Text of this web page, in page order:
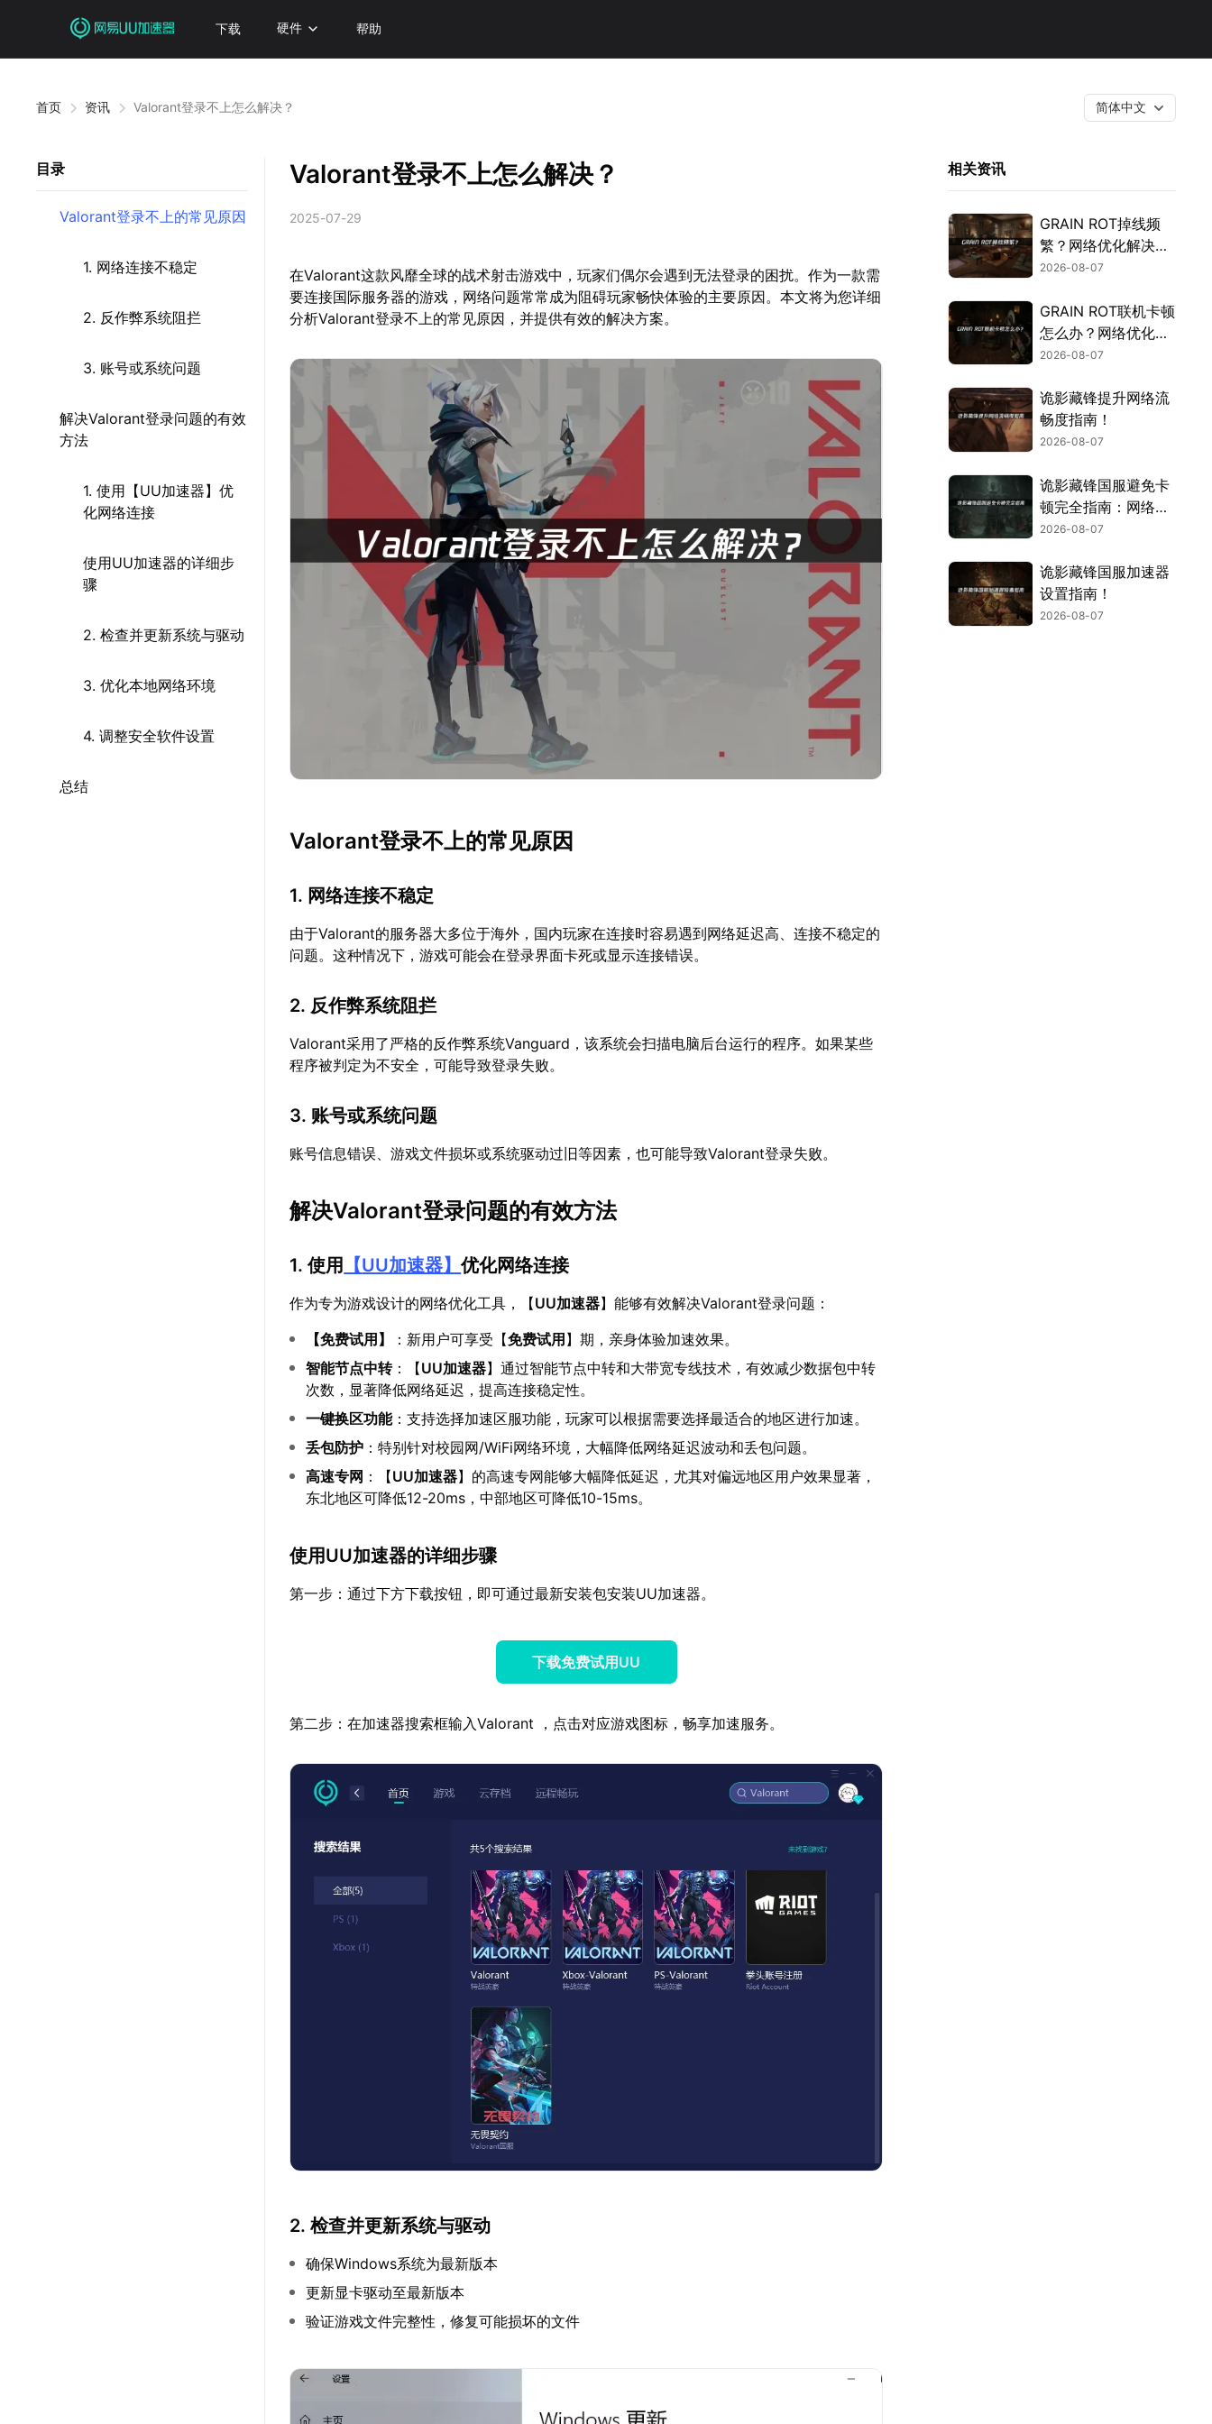
下载 硬件 帮助
首页 资讯 Valorant登录不上怎么解决？ 简体中文
目录
Valorant登录不上的常见原因
1. 网络连接不稳定
2. 反作弊系统阻拦
3. 账号或系统问题
解决Valorant登录问题的有效
方法
1. 使用【UU加速器】优
化网络连接
使用UU加速器的详细步
骤
2. 检查并更新系统与驱动
3. 优化本地网络环境
4. 调整安全软件设置
总结
Valorant登录不上怎么解决？
2025-07-29
在Valorant这款风靡全球的战术射击游戏中，玩家们偶尔会遇到无法登录的困扰。作为一款需
要连接国际服务器的游戏，网络问题常常成为阻碍玩家畅快体验的主要原因。本文将为您详细
分析Valorant登录不上的常见原因，并提供有效的解决方案。
Valorant登录不上的常见原因
1. 网络连接不稳定
由于Valorant的服务器大多位于海外，国内玩家在连接时容易遇到网络延迟高、连接不稳定的
问题。这种情况下，游戏可能会在登录界面卡死或显示连接错误。
2. 反作弊系统阻拦
Valorant采用了严格的反作弊系统Vanguard，该系统会扫描电脑后台运行的程序。如果某些
程序被判定为不安全，可能导致登录失败。
3. 账号或系统问题
账号信息错误、游戏文件损坏或系统驱动过旧等因素，也可能导致Valorant登录失败。
解决Valorant登录问题的有效方法
1. 使用 【UU加速器】优化网络连接
作为专为游戏设计的网络优化工具，【UU加速器】能够有效解决Valorant登录问题：
【免费试用】 ：新用户可享受【免费试用】期，亲身体验加速效果。
智能节点中转：【UU加速器】通过智能节点中转和大带宽专线技术，有效减少数据包中转
次数，显著降低网络延迟，提高连接稳定性。
一键换区功能：支持选择加速区服功能，玩家可以根据需要选择最适合的地区进行加速。
丢包防护 ：特别针对校园网/WiFi网络环境，大幅降低网络延迟波动和丢包问题。
高速专网 ：【UU加速器】的高速专网能够大幅降低延迟，尤其对偏远地区用户效果显著，
东北地区可降低12-20ms，中部地区可降低10-15ms。
使用UU加速器的详细步骤
第一步：通过下方下载按钮，即可通过最新安装包安装UU加速器。
下载免费试用UU
第二步：在加速器搜索框输入Valorant ，点击对应游戏图标，畅享加速服务。
2. 检查并更新系统与驱动
确保Windows系统为最新版本
更新显卡驱动至最新版本
验证游戏文件完整性，修复可能损坏的文件
相关资讯
GRAIN ROT掉线频
繁？网络优化解决指
南！
2026-08-07
GRAIN ROT联机卡顿
怎么办？网络优化解
决方案！
2026-08-07
诡影藏锋提升网络流
畅度指南！
2026-08-07
诡影藏锋国服避免卡
顿完全指南：网络优
化与解决技巧！
2026-08-07
诡影藏锋国服加速器
设置指南！
2026-08-07